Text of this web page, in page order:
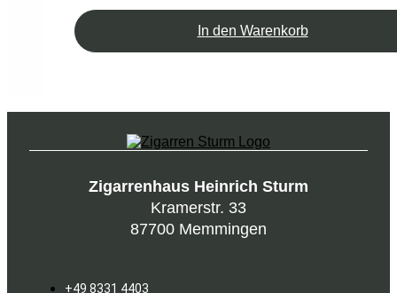
In den Warenkorb
Zigarrenhaus Heinrich Sturm
Kramerstr. 33
87700 Memmingen
+49 8331 4403